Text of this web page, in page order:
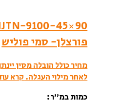
פורצלן- סמי פוליש
מחיר כולל הובלה מסין
לאחר מילוי העגלה.קרא
כמות במ”ר: